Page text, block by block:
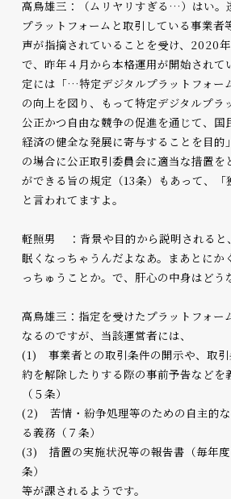
高鳥雄三：（ムリヤリすぎる…）はい。
プラットフォームと取引している事業者
声が指摘されていることを受け、2020
で、昨年４月から本格運用が開始されて
定には「…特定デジタルプラットフォー
の向上を図り、もって特定デジタルプラ
公正かつ自由な競争の促進を通じて、国
経済の健全な発展に寄与することを目的
の場合に公正取引委員会に適当な措置を
ができる旨の規定（13条）もあって、「
と言われてますよ。
軽照男 ：背景や目的から説明されると
眠くなっちゃうんだよなあ。まあとにか
っちゅうことか。で、肝心の中身はどう
高鳥雄三：指定を受けたプラットフォー
なるのですが、当該運営者には、
(1) 事業者との取引条件の開示や、取引
約を解除したりする際の事前予告などを
（５条）
(2) 苦情・紛争処理等のための自主的
る義務（７条）
(3) 措置の実施状況等の報告書（毎年度
条）
等が課されるようです。